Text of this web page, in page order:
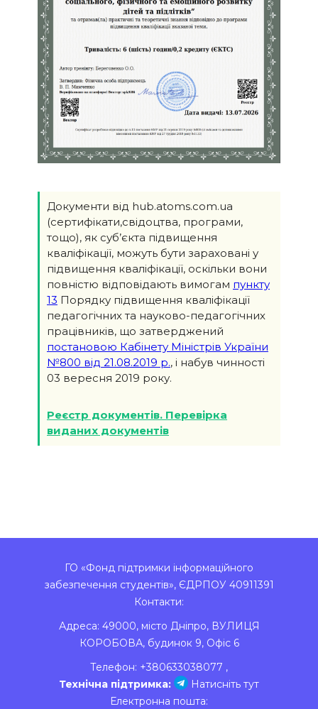
Документи від hub.atoms.com.ua
(сертифікати,свідоцтва, програми,
тощо), як суб’єкта підвищення
кваліфікації, можуть бути зараховані у
підвищення кваліфікації, оскільки вони
повністю відповідають вимогам пункту
13 Порядку підвищення кваліфікації
педагогічних та науково-педагогічних
працівників, що затверджений
постановою Кабінету Міністрів України
№800 від 21.08.2019 р., і набув чинності
03 вересня 2019 року.
Реєстр документів. Перевірка
виданих документів
ГО «Фонд підтримки інформаційного
забезпечення студентів», ЄДРПОУ 40911391
Контакти:
Адреса: 49000, місто Дніпро, ВУЛИЦЯ
КОРОБОВА, будинок 9, Офіс 6
Телефон: +380633038077 ,
Технічна підтримка:
Натисніть тут
Електронна пошта: